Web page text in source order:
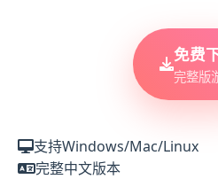
免费
完整版
支持Windows/Mac/Linux
完整中文版本